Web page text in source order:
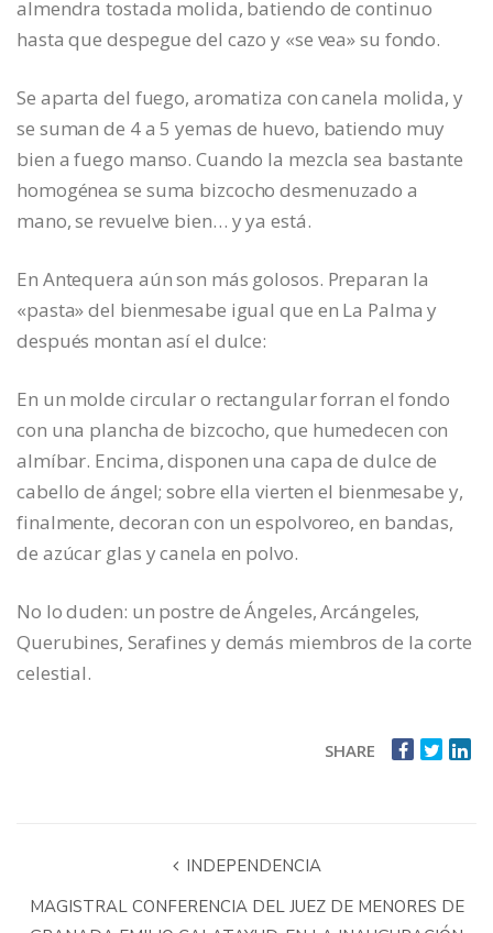
almendra tostada molida, batiendo de continuo
hasta que despegue del cazo y «se vea» su fondo.
Se aparta del fuego, aromatiza con canela molida, y
se suman de 4 a 5 yemas de huevo, batiendo muy
bien a fuego manso. Cuando la mezcla sea bastante
homogénea se suma bizcocho desmenuzado a
mano, se revuelve bien… y ya está.
En Antequera aún son más golosos. Preparan la
«pasta» del bienmesabe igual que en La Palma y
después montan así el dulce:
En un molde circular o rectangular forran el fondo
con una plancha de bizcocho, que humedecen con
almíbar. Encima, disponen una capa de dulce de
cabello de ángel; sobre ella vierten el bienmesabe y,
finalmente, decoran con un espolvoreo, en bandas,
de azúcar glas y canela en polvo.
No lo duden: un postre de Ángeles, Arcángeles,
Querubines, Serafines y demás miembros de la corte
celestial.
SHARE
INDEPENDENCIA
MAGISTRAL CONFERENCIA DEL JUEZ DE MENORES DE